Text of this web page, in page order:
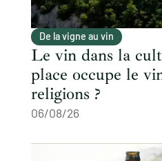
De la vigne au vin
Le vin dans la
place occupe le
religions ?
06/08/26